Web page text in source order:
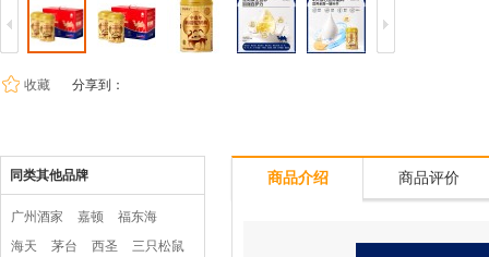
收藏 分享到：
同类其他品牌
广州酒家 嘉顿
福东海
海天
茅台 西圣
三只松鼠
商品介绍 商品评价